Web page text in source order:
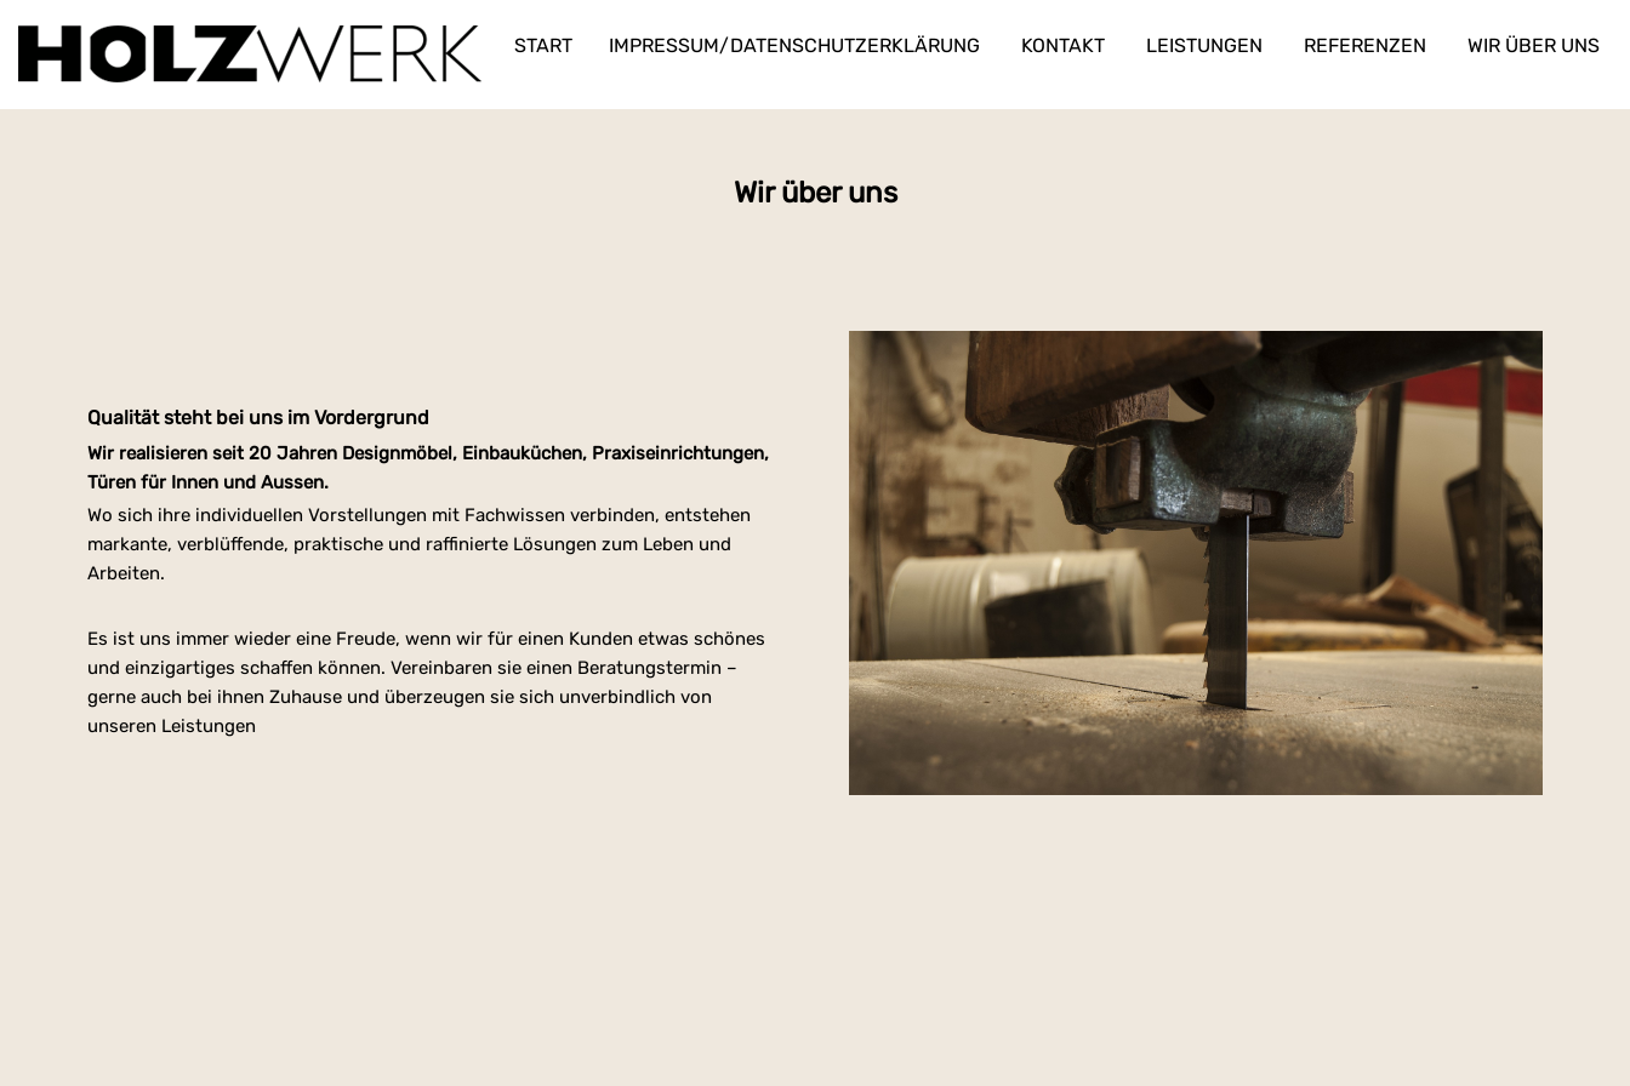
START IMPRESSUM/DATENSCHUTZERKLÄRUNG KONTAKT LEISTUNGEN REFERENZEN WIR ÜBER UNS
Wir über uns
Qualität steht bei uns im Vordergrund
Wir realisieren seit 20 Jahren Designmöbel, Einbauküchen, Praxiseinrichtungen,
Türen für Innen und Aussen.
Wo sich ihre individuellen Vorstellungen mit Fachwissen verbinden, entstehen
markante, verblüffende, praktische und raffinierte Lösungen zum Leben und
Arbeiten.
Es ist uns immer wieder eine Freude, wenn wir für einen Kunden etwas schönes
und einzigartiges schaffen können. Vereinbaren sie einen Beratungstermin –
gerne auch bei ihnen Zuhause und überzeugen sie sich unverbindlich von
unseren Leistungen